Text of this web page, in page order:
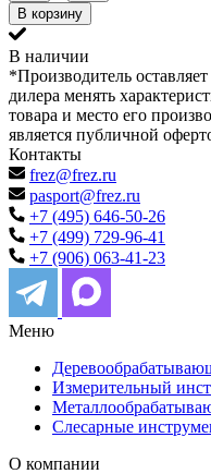
В корзину
В наличии
*Производитель
дилера менять
товара и место его
является публичной
Контакты
frez@frez.ru
pasport@frez.ru
+7 (495) 646-50-26
+7 (499) 729-96-41
+7 (906) 063-41-23
Меню
Измерительный
Слесарные
О компании